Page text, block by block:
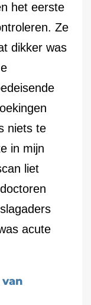
het eerste
Ze
dikker was
niets te
in mijn
liet
acute